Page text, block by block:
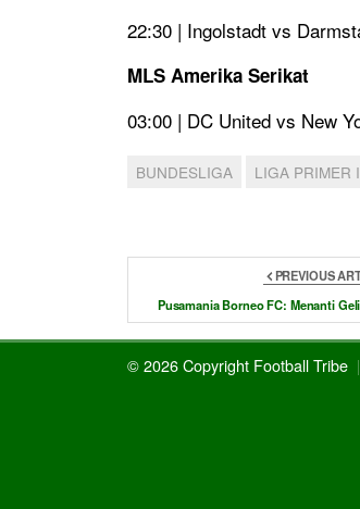
22:30 | Ingolstadt vs
MLS Amerika Serikat
03:00 | DC United vs New
BUNDESLIGA LIGA PRIMER
PREVIOUS
Pusamania Borneo FC: Menanti
© 2026 Copyright Football Tribe